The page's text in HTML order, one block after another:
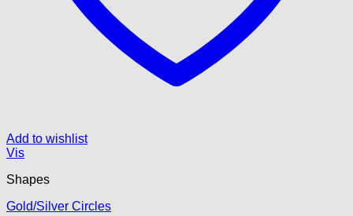
Add to wishlist
Vis
Shapes
Gold/Silver Circles